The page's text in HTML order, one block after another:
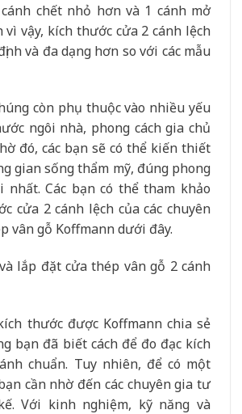
chết nhỏ hơn và 1 cánh mở
vì vậy, kích thước cửa 2 cánh lệch
và đa dạng hơn so với các mẫu
còn phụ thuộc vào nhiều yếu
ngôi nhà, phong cách gia chủ
đó, các bạn sẽ có thể kiến thiết
gian sống thẩm mỹ, đúng phong
nhất. Các bạn có thể tham khảo
cửa 2 cánh lệch của các chuyên
vân gỗ Koffmann dưới đây.
lắp đặt cửa thép vân gỗ 2 cánh
thước được Koffmann chia sẻ
bạn đã biết cách để đo đạc kích
chuẩn. Tuy nhiên, để có một
cần nhờ đến các chuyên gia tư
Với kinh nghiệm, kỹ năng và